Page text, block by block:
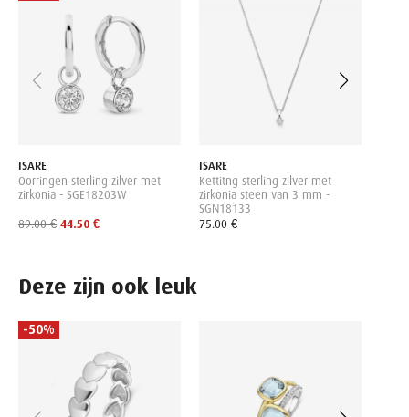
ISARE
Oorringen sterling zilver met
zirkonia - SGE18203W
89.00 € 44.50 €
ISARE
Kettitng sterling zilver met
zirkonia steen van 3 mm -
SGN18133
75.00 €
Deze zijn ook leuk
-50%